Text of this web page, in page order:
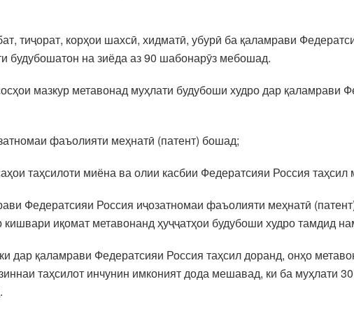
тиҷорат, корҳои шахсӣ, хидматӣ, убурӣ ба қаламрави
будубошатон на зиёда аз 90 шабонарӯз мебошад.
мазкур метавонад муҳлати будубоши худро дар қаламрави
фаъолияти меҳнатӣ (патент) бошад;
таҳсилоти миёна ва олии касбии Федератсияи Россия
Федератсияи Россия иҷозатномаи фаъолияти меҳнатӣ
иқомат метавонанд ҳуҷҷатҳои будубоши худро тамдид
дар қаламрави Федератсияи Россия таҳсил доранд, онҳо
таҳсилот инчунин имконият дода мешавад, ки ба муҳлати